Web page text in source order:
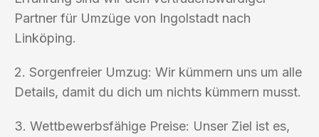
Partner für Umzüge von Ingolstadt nach
Linköping.
2. Sorgenfreier Umzug: Wir kümmern uns um alle
Details, damit du dich um nichts kümmern musst.
3. Wettbewerbsfähige Preise: Unser Ziel ist es,